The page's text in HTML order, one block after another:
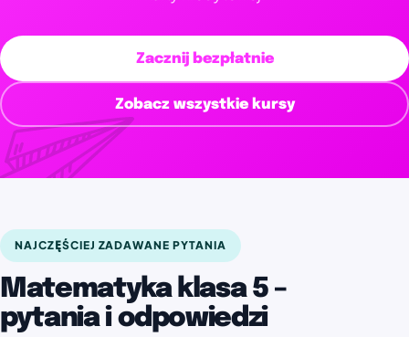
Zacznij bezpłatnie
Zobacz wszystkie kursy
NAJCZĘŚCIEJ ZADAWANE PYTANIA
Matematyka klasa 5 –
pytania i odpowiedzi